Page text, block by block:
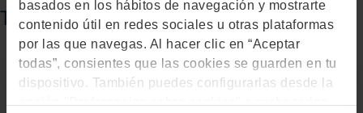
basados en los hábitos de navegación y mostrarte
contenido útil en redes sociales u otras plataformas
por las que navegas. Al hacer clic en “Aceptar
todas”, consientes que las cookies se guarden en tu
dispositivo. También puedes configurarlas desde la
opción "Preferencias sobre cookies" o rechazarlas.
También puede interesarte...